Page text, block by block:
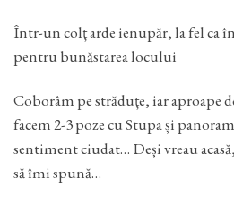
Într-un colț arde ienupăr, la fel ca
pentru bunăstarea locului
Coborâm pe străduțe, iar aproape
facem 2-3 poze cu Stupa și
sentiment ciudat… Deși vreau
să îmi spună…